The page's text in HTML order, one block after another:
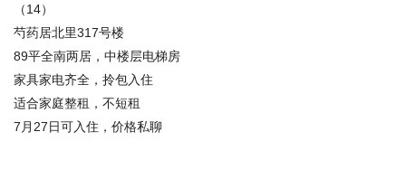
（14）
芍药居北里317号楼
89平全南两居，中楼层电梯房
家具家电齐全，拎包入住
适合家庭整租，不短租
7月27日可入住，价格私聊